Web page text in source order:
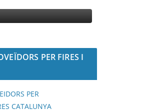
PER FIRES I